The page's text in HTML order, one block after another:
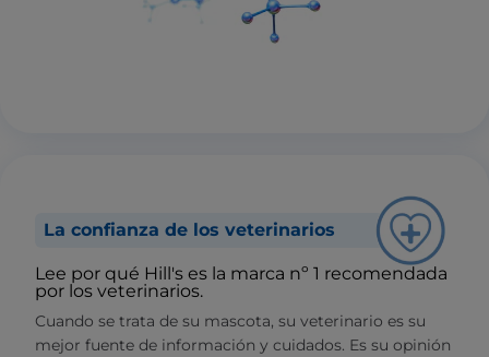
La confianza de los veterinarios
Lee por qué Hill's es la marca nº 1 recomendada
por los veterinarios.
Cuando se trata de su mascota, su veterinario es su
mejor fuente de información y cuidados. Es su opinión